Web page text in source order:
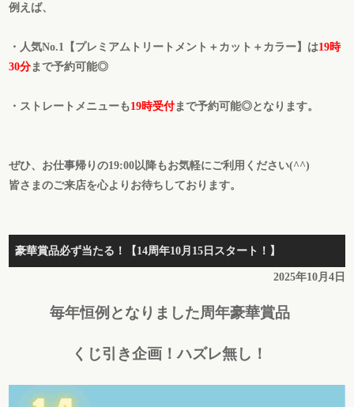
例えば、
・人気No.1【プレミアムトリートメント＋カット＋カラー】は19時
30分 まで予約可能◎
・ストレートメニューも19時受付まで予約可能◎となります。
ぜひ、お仕事帰りの19:00以降もお気軽にご利用ください(^^)
皆さまのご来店を心よりお待ちしております。
豪華賞品必ず当たる！【14周年10月15日スタート！】
2025年10月4日
毎年恒例となりました周年豪華賞品
くじ引き企画！ハズレ無し！